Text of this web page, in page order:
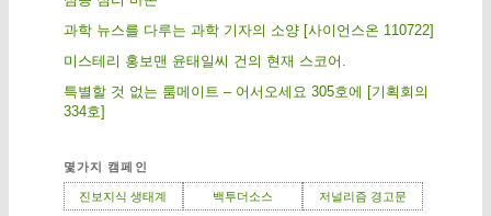
과학 뉴스를 다루는 과학 기자의 소양 [사이언스온 110722]
미스테리 홍보맨 윤태일씨 건의 현재 스코어.
특별할 것 없는 룸메이트 – 어서오세요 305호에 [기획회의
334호]
몇가지 캠페인
진보지식 생태계 백투더소스 저널리즘 경고문